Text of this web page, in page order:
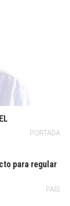
PORTADA
para regular
PAÍS